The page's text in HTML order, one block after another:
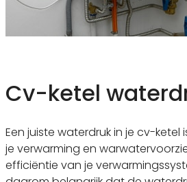
Cv-ketel
Een juiste waterdruk in je cv-
je verwarming en
efficiëntie van je